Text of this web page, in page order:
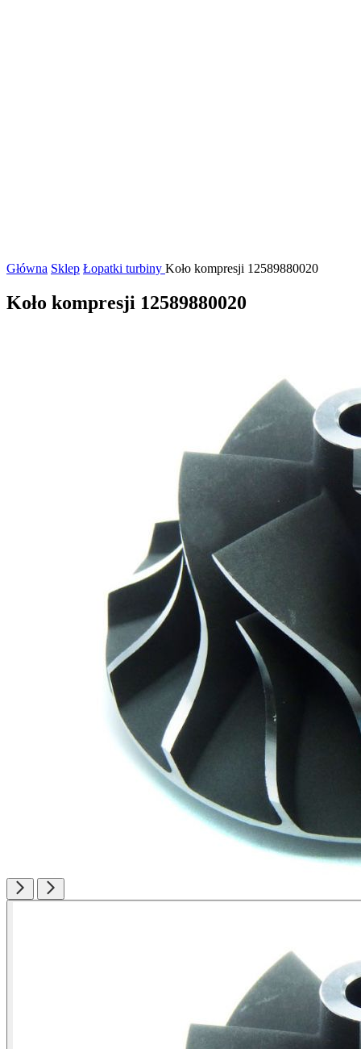
Główna Sklep Łopatki turbiny Koło kompresji 12589880020
Koło kompresji 12589880020